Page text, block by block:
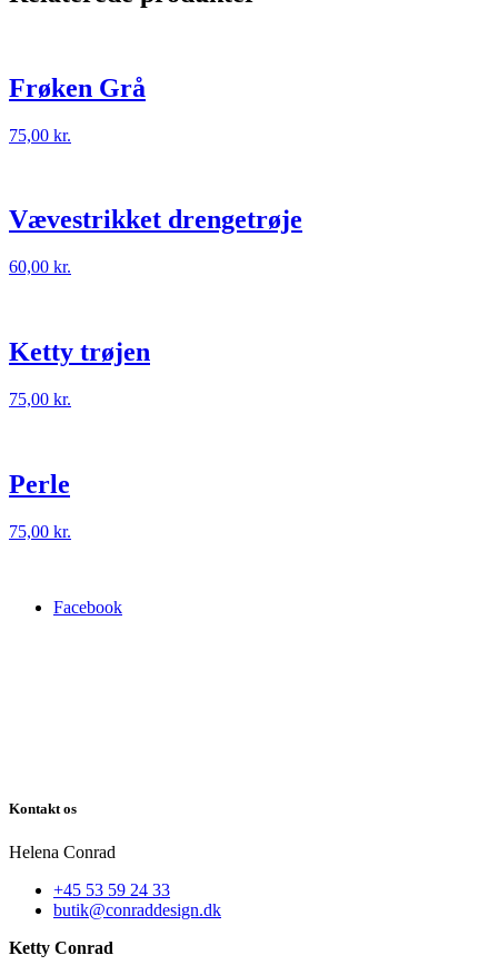
Frøken Grå
75,00 kr.
Vævestrikket drengetrøje
60,00 kr.
Ketty trøjen
75,00 kr.
Perle
75,00 kr.
Facebook
Kontakt os
Helena Conrad
+45 53 59 24 33
butik@conraddesign.dk
Ketty Conrad